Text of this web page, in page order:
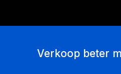
Verkoop beter